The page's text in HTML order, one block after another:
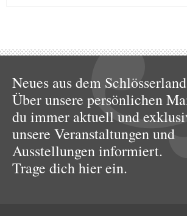
Neues aus dem
Über unsere persönlichen
du immer aktuell und
unsere Veranstaltungen und
Ausstellungen informiert.
Trage dich hier ein.